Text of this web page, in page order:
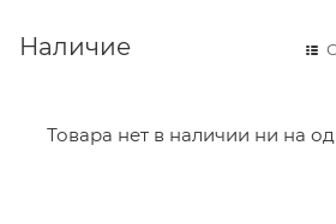
Наличие
Товара нет в наличии ни на